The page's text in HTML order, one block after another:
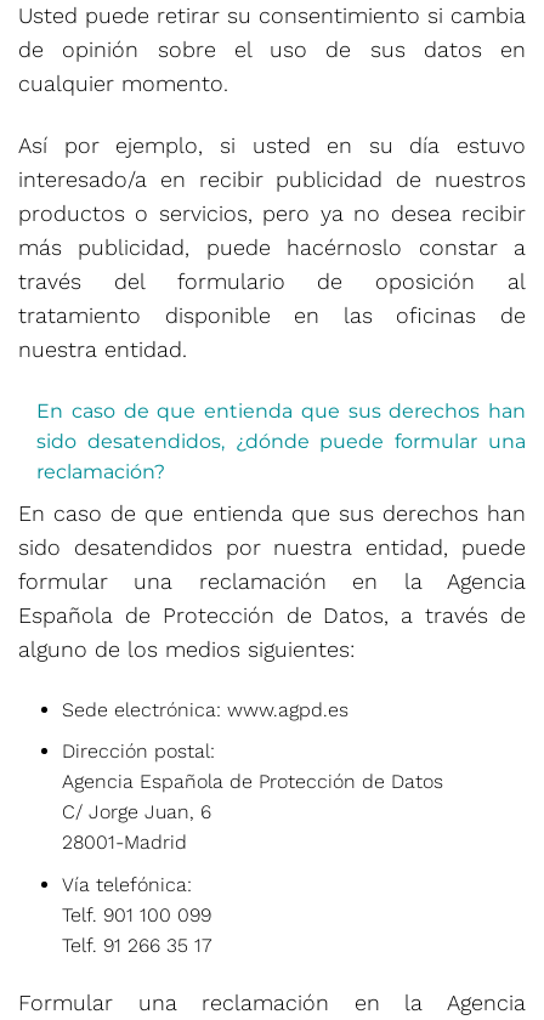
Usted puede retirar su consentimiento si cambia
de opinión sobre el uso de sus datos en
cualquier momento.
Así por ejemplo, si usted en su día estuvo
interesado/a en recibir publicidad de nuestros
productos o servicios, pero ya no desea recibir
más publicidad, puede hacérnoslo constar a
través del formulario de oposición al
tratamiento disponible en las oficinas de
nuestra entidad.
En caso de que entienda que sus derechos han
sido desatendidos, ¿dónde puede formular una
reclamación?
En caso de que entienda que sus derechos han
sido desatendidos por nuestra entidad, puede
formular una reclamación en la Agencia
Española de Protección de Datos, a través de
alguno de los medios siguientes:
Sede electrónica: www.agpd.es
Dirección postal:
Agencia Española de Protección de Datos
C/ Jorge Juan, 6
28001-Madrid
Vía telefónica:
Telf. 901 100 099
Telf. 91 266 35 17
Formular una reclamación en la Agencia